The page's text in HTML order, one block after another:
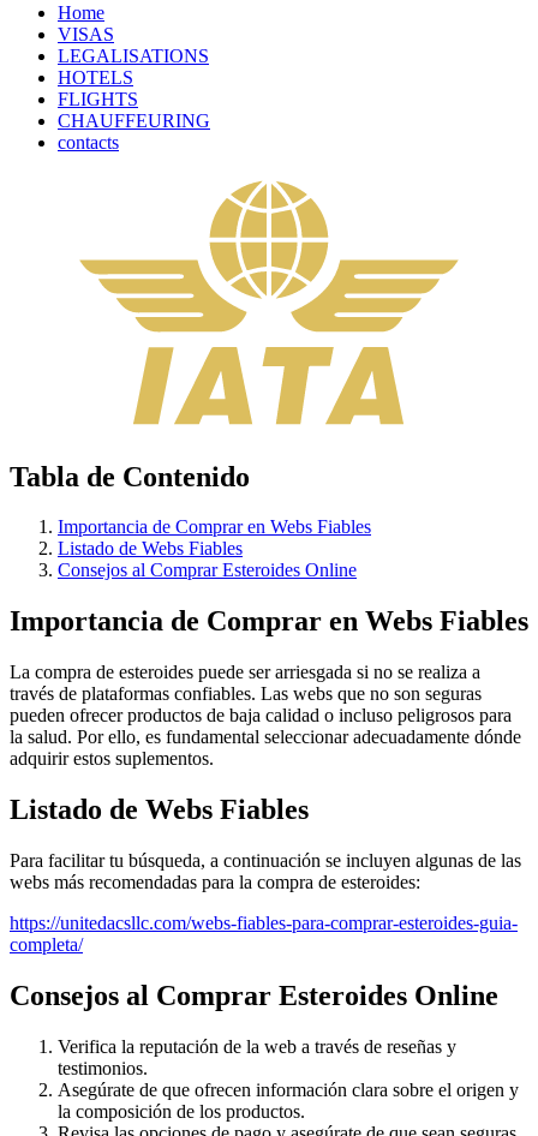
Home
VISAS
LEGALISATIONS
HOTELS
FLIGHTS
CHAUFFEURING
contacts
Tabla de Contenido
Importancia de Comprar en Webs Fiables
Listado de Webs Fiables
Consejos al Comprar Esteroides Online
Importancia de Comprar en Webs Fiables
La compra de esteroides puede ser arriesgada si no se realiza a
través de plataformas confiables. Las webs que no son seguras
pueden ofrecer productos de baja calidad o incluso peligrosos para
la salud. Por ello, es fundamental seleccionar adecuadamente dónde
adquirir estos suplementos.
Listado de Webs Fiables
Para facilitar tu búsqueda, a continuación se incluyen algunas de las
webs más recomendadas para la compra de esteroides:
https://unitedacsllc.com/webs-fiables-para-comprar-esteroides-guia-
completa/
Consejos al Comprar Esteroides Online
Verifica la reputación de la web a través de reseñas y
testimonios.
Asegúrate de que ofrecen información clara sobre el origen y
la composición de los productos.